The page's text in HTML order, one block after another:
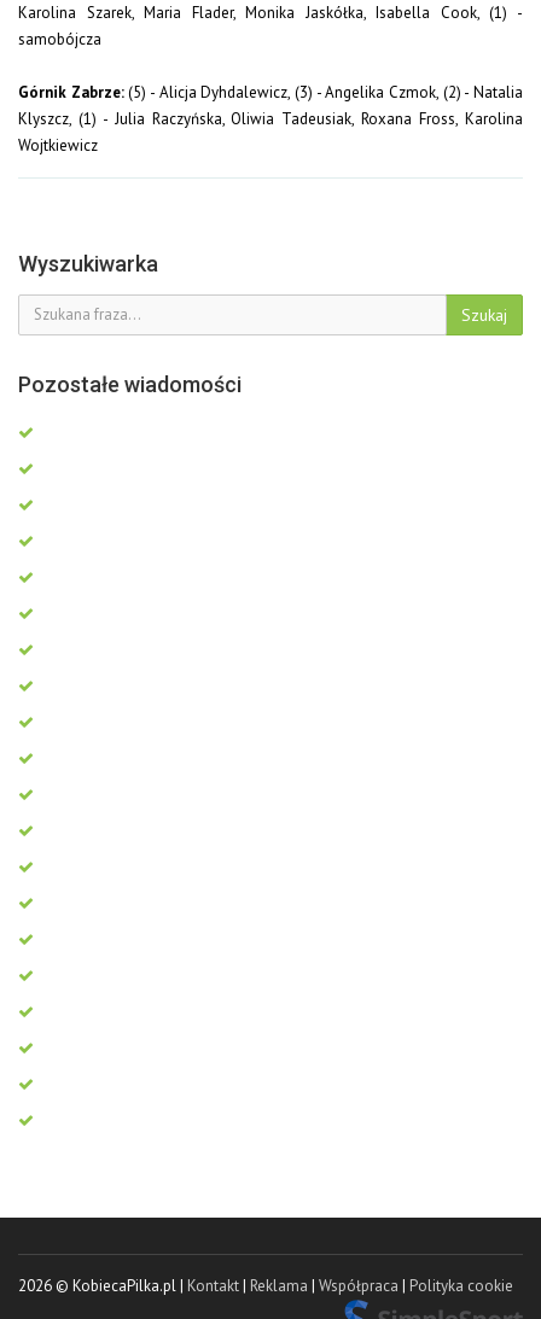
Karolina Szarek, Maria Flader, Monika Jaskółka, Isabella Cook, (1) -
samobójcza
Górnik Zabrze:(5) - Alicja Dyhdalewicz, (3) - Angelika Czmok, (2) - Natalia
Klyszcz, (1) - Julia Raczyńska, Oliwia Tadeusiak, Roxana Fross, Karolina
Wojtkiewicz
Wyszukiwarka
Szukaj
Pozostałe wiadomości
2026 © KobiecaPilka.pl | Kontakt| Reklama | Współpraca | Polityka cookie